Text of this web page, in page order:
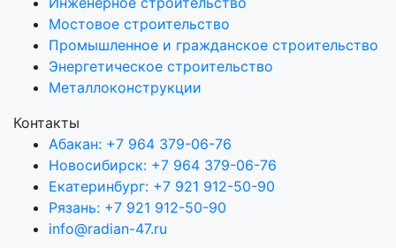
Мостовое строительство
Промышленное и гражданское строительство
Энергетическое строительство
Металлоконструкции
Контакты
Абакан: +7 964 379-06-76
Новосибирск: +7 964 379-06-76
Екатеринбург: +7 921 912-50-90
Рязань: +7 921 912-50-90
info@radian-47.ru